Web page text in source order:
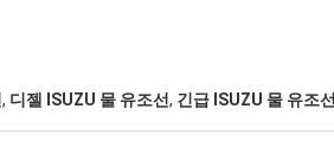
, 디젤 ISUZU 물 유조선, 긴급 ISUZU 물 유조선